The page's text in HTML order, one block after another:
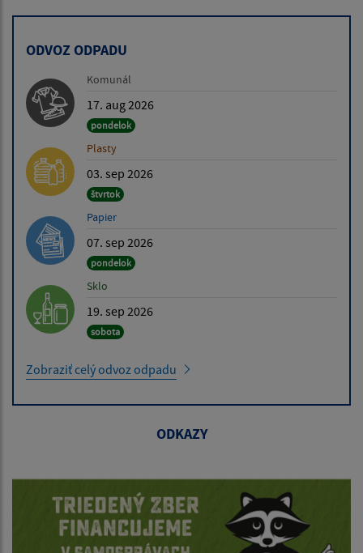
ODVOZ ODPADU
Komunál
17. aug 2026
pondelok
Plasty
03. sep 2026
štvrtok
Papier
07. sep 2026
pondelok
Sklo
19. sep 2026
sobota
Zobraziť celý odvoz odpadu
ODKAZY